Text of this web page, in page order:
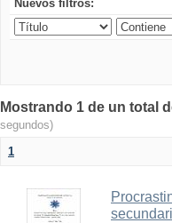
Nuevos filtros:
Mostrando 1 de un total
segundos)
1